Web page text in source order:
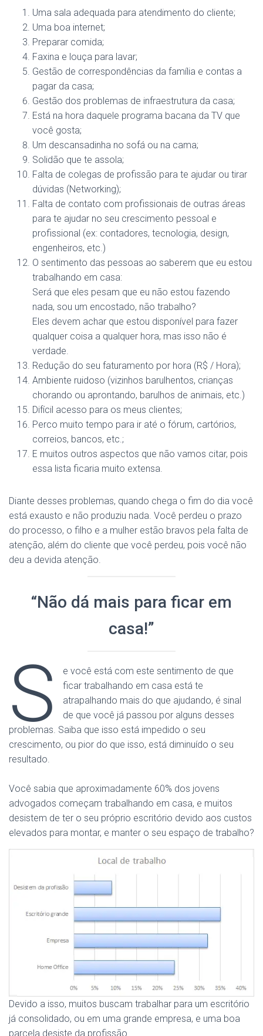
Uma sala adequada para atendimento do cliente;
Uma boa internet;
Preparar comida;
Faxina e louça para lavar;
Gestão de correspondências da família e contas a
pagar da casa;
Gestão dos problemas de infraestrutura da casa;
Está na hora daquele programa bacana da TV que
você gosta;
Um descansadinha no sofá ou na cama;
Solidão que te assola;
Falta de colegas de profissão para te ajudar ou tirar
dúvidas (Networking);
Falta de contato com profissionais de outras áreas
para te ajudar no seu crescimento pessoal e
profissional (ex: contadores, tecnologia, design,
engenheiros, etc.)
O sentimento das pessoas ao saberem que eu estou
trabalhando em casa:
Será que eles pesam que eu não estou fazendo
nada, sou um encostado, não trabalho?
Eles devem achar que estou disponível para fazer
qualquer coisa a qualquer hora, mas isso não é
verdade.
Redução do seu faturamento por hora (R$ / Hora);
Ambiente ruidoso (vizinhos barulhentos, crianças
chorando ou aprontando, barulhos de animais, etc.)
Difícil acesso para os meus clientes;
Perco muito tempo para ir até o fórum, cartórios,
correios, bancos, etc.;
E muitos outros aspectos que não vamos citar, pois
essa lista ficaria muito extensa.
Diante desses problemas, quando chega o fim do dia você
está exausto e não produziu nada. Você perdeu o prazo
do processo, o filho e a mulher estão bravos pela falta de
atenção, além do cliente que você perdeu, pois você não
deu a devida atenção.
“Não dá mais para ficar em
casa!”
S
e você está com este sentimento de que
ficar trabalhando em casa está te
atrapalhando mais do que ajudando, é sinal
de que você já passou por alguns desses
problemas. Saiba que isso está impedido o seu
crescimento, ou pior do que isso, está diminuído o seu
resultado.
Você sabia que aproximadamente 60% dos jovens
advogados começam trabalhando em casa, e muitos
desistem de ter o seu próprio escritório devido aos custos
elevados para montar, e manter o seu espaço de trabalho?
Devido a isso, muitos buscam trabalhar para um escritório
já consolidado, ou em uma grande empresa, e uma boa
parcela desiste da profissão.